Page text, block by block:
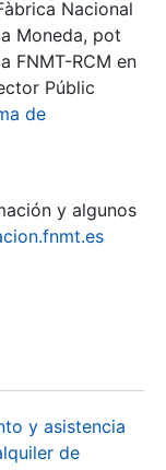
Nacional
Moneda, pot
FNMT-RCM en
Públic
de
y algunos
y asistencia
de